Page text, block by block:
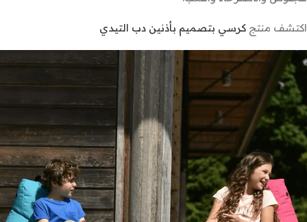
اكتشف منتج كرسي بتصميم بأذنين دب التيدي